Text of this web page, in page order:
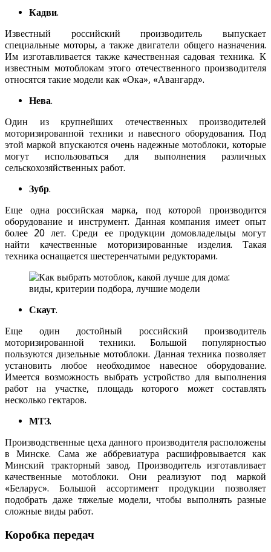
Кадви.
Известный российский производитель выпускает
специальные моторы, а также двигатели общего назначения.
Им изготавливается также качественная садовая техника. К
известным мотоблокам этого отечественного производителя
относятся такие модели как «Ока», «Авангард».
Нева.
Один из крупнейших отечественных производителей
моторизированной техники и навесного оборудования. Под
этой маркой впускаются очень надежные мотоблоки, которые
могут использоваться для выполнения различных
сельскохозяйственных работ.
Зубр.
Еще одна российская марка, под которой производится
оборудование и инструмент. Данная компания имеет опыт
более 20 лет. Среди ее продукции домовладельцы могут
найти качественные моторизированные изделия. Такая
техника оснащается шестеренчатыми редукторами.
Скаут.
Еще один достойный российский производитель
моторизированной техники. Большой популярностью
пользуются дизельные мотоблоки. Данная техника позволяет
установить любое необходимое навесное оборудование.
Имеется возможность выбрать устройство для выполнения
работ на участке, площадь которого может составлять
несколько гектаров.
МТЗ.
Производственные цеха данного производителя расположены
в Минске. Сама же аббревиатура расшифровывается как
Минский тракторный завод. Производитель изготавливает
качественные мотоблоки. Они реализуют под маркой
«Беларус». Большой ассортимент продукции позволяет
подобрать даже тяжелые модели, чтобы выполнять разные
сложные виды работ.
Коробка передач